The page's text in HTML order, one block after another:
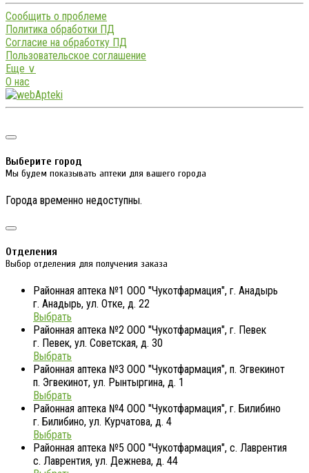
Сообщить о проблеме
Политика обработки ПД
Согласие на обработку ПД
Пользовательское соглашение
Еще ∨
О нас
Выберите город
Мы будем показывать аптеки для вашего города
Города временно недоступны.
Отделения
Выбор отделения для получения заказа
Районная аптека №1 ООО "Чукотфармация", г. Анадырь
г. Анадырь, ул. Отке, д. 22
Выбрать
Районная аптека №2 ООО "Чукотфармация", г. Певек
г. Певек, ул. Советская, д. 30
Выбрать
Районная аптека №3 ООО "Чукотфармация", п. Эгвекинот
п. Эгвекинот, ул. Рынтыргина, д. 1
Выбрать
Районная аптека №4 ООО "Чукотфармация", г. Билибино
г. Билибино, ул. Курчатова, д. 4
Выбрать
Районная аптека №5 ООО "Чукотфармация", с. Лаврентия
с. Лаврентия, ул. Дежнева, д. 44